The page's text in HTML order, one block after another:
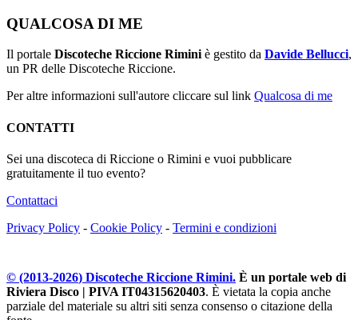
QUALCOSA DI ME
Il portale Discoteche Riccione Riminiè gestito da Davide Bellucci,
un PR delle Discoteche Riccione.
Per altre informazioni sull'autore cliccare sul link Qualcosa di me
CONTATTI
Sei una discoteca di Riccione o Rimini e vuoi pubblicare
gratuitamente il tuo evento?
Contattaci
Privacy Policy - Cookie Policy - Termini e condizioni
© (2013-2026) Discoteche Riccione Rimini. È un portale web di
Riviera Disco | PIVA IT04315620403. È vietata la copia anche
parziale del materiale su altri siti senza consenso o citazione della